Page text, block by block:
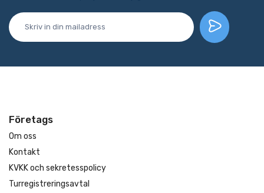
Företags
Om oss
Kontakt
KVKK och sekretesspolicy
Turregistreringsavtal